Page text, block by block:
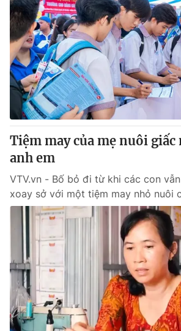
VTV Sức khoẻ Bất
Thị trường 24h Tấm
VTV4 Vươn
VTV9 VTV8
Liên hệ tòa soạn English
THỜI BÁO VTV
Cơ quan chủ quản:
Đài Truyền hình Việt
Cơ quan báo chí:Thời báo VTV
Giấy phép hoạt động báo in và báo điện
Tiệm may của mẹ nuôi giấc
anh em
VTV.vn - Bố bỏ đi từ khi các con
xoay sở với một tiệm may nhỏ nuôi